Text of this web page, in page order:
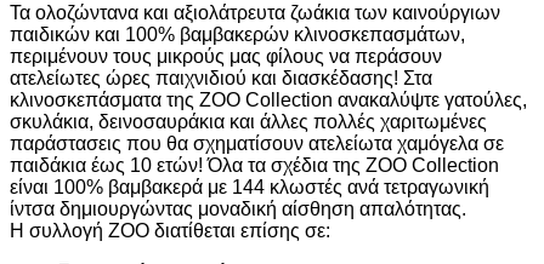
Τα ολοζώντανα και αξιολάτρευτα ζωάκια των καινούργιων
παιδικών και 100% βαμβακερών κλινοσκεπασμάτων,
περιμένουν τους μικρούς μας φίλους να περάσουν
ατελείωτες ώρες παιχνιδιού και διασκέδασης! Στα
κλινοσκεπάσματα της ZOO Collection ανακαλύψτε γατούλες,
σκυλάκια, δεινοσαυράκια και άλλες πολλές χαριτωμένες
παράστασεις που θα σχηματίσουν ατελείωτα χαμόγελα σε
παιδάκια έως 10 ετών! Όλα τα σχέδια της ZOO Collection
είναι 100% βαμβακερά με 144 κλωστές ανά τετραγωνική
ίντσα δημιουργώντας μοναδική αίσθηση απαλότητας.
H συλλογή ZOO διατίθεται επίσης σε: